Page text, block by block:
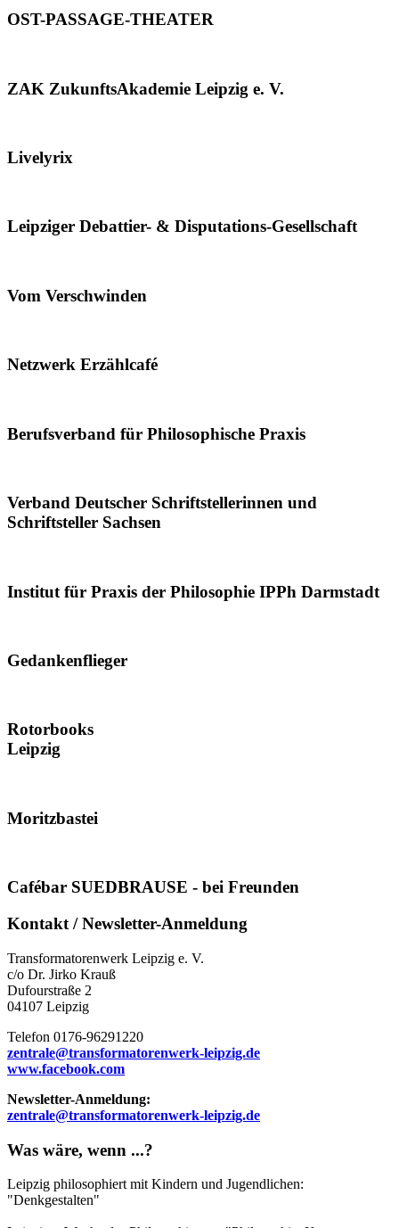
OST-PASSAGE-THEATER
ZAK ZukunftsAkademie Leipzig e. V.
Livelyrix
Leipziger Debattier- & Disputations-Gesellschaft
Vom Verschwinden
Netzwerk Erzählcafé
Berufsverband für Philosophische Praxis
Verband Deutscher Schriftstellerinnen und
Schriftsteller Sachsen
Institut für Praxis der Philosophie IPPh Darmstadt
Gedankenflieger
Rotorbooks
Leipzig
Moritzbastei
Cafébar SUEDBRAUSE - bei Freunden
Kontakt / Newsletter-Anmeldung
Transformatorenwerk Leipzig e. V.
c/o Dr. Jirko Krauß
Dufourstraße 2
04107 Leipzig
Telefon 0176-96291220
zentrale@transformatorenwerk-leipzig.de
www.facebook.com
Newsletter-Anmeldung:
zentrale@transformatorenwerk-leipzig.de
Was wäre, wenn ...?
Leipzig philosophiert mit Kindern und Jugendlichen:
"Denkgestalten"